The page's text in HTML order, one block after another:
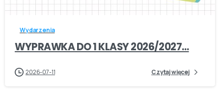
Wydarzenia
WYPRAWKA DO 1 KLASY 2026/2027…
2026-07-11 Czytaj więcej